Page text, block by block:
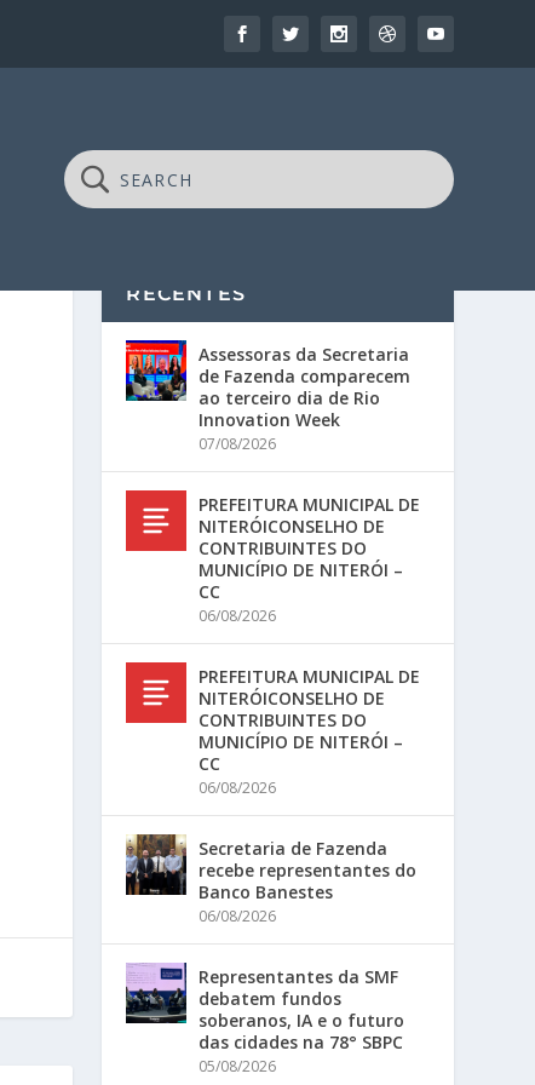
RECENTES
Assessoras da Secretaria
de Fazenda comparecem
ao terceiro dia de Rio
Innovation Week
07/08/2026
PREFEITURA MUNICIPAL DE
NITERÓICONSELHO DE
CONTRIBUINTES DO
MUNICÍPIO DE NITERÓI –
CC
06/08/2026
PREFEITURA MUNICIPAL DE
NITERÓICONSELHO DE
CONTRIBUINTES DO
MUNICÍPIO DE NITERÓI –
CC
06/08/2026
Secretaria de Fazenda
recebe representantes do
Banco Banestes
06/08/2026
Representantes da SMF
debatem fundos
soberanos, IA e o futuro
das cidades na 78° SBPC
05/08/2026